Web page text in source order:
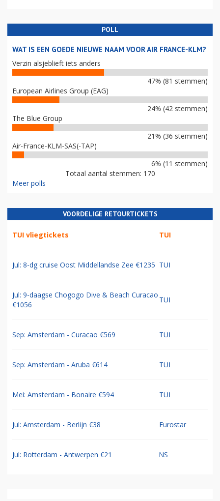
POLL
WAT IS EEN GOEDE NIEUWE NAAM VOOR AIR FRANCE-KLM?
Verzin alsjeblieft iets anders
47% (81 stemmen)
European Airlines Group (EAG)
24% (42 stemmen)
The Blue Group
21% (36 stemmen)
Air-France-KLM-SAS(-TAP)
6% (11 stemmen)
Totaal aantal stemmen: 170
Meer polls
VOORDELIGE RETOURTICKETS
TUI vliegtickets TUI
Jul: 8-dg cruise Oost Middellandse Zee €1235 TUI
Jul: 9-daagse Chogogo Dive & Beach Curacao
€1056
TUI
Sep: Amsterdam - Curacao €569 TUI
Sep: Amsterdam - Aruba €614 TUI
Mei: Amsterdam - Bonaire €594 TUI
Jul: Amsterdam - Berlijn €38 Eurostar
Jul: Rotterdam - Antwerpen €21 NS